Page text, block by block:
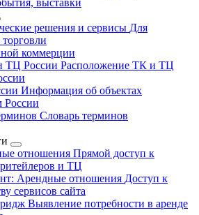
выставки
решения и сервисы Для
коммерции
ТЦ России Расположение ТК и ТЦ
Информация об объектах
России
Словарь терминов
отношения Прямой доступ к
и ТЦ
Арендные отношения Доступ к
сервисов сайта
Выявление потребности в аренде